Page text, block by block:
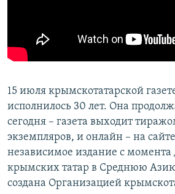
КРЫМ.НЕПОКОРЕННЫЙ
ELIFBE
Все сайты RFE/RL
15 июля крымскотатарской
исполнилось 30 лет. Она
сегодня – газета выходит
экземпляров, и онлайн – на
независимое издание с момента
крымских татар в Среднюю
создана Организацией